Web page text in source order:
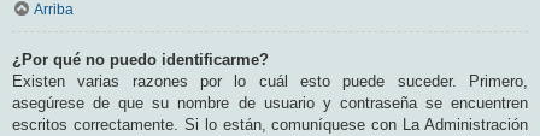
Arriba
¿Por qué no puedo identificarme?
Existen varias razones por lo cuál esto puede suceder. Primero,
asegúrese de que su nombre de usuario y contraseña se encuentren
escritos correctamente. Si lo están, comuníquese con La Administración